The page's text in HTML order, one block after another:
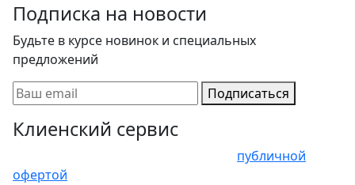
Подписка на новости
Будьте в курсе новинок и специальных
предложений
Подписаться
Клиенский сервис
публичной
офертой